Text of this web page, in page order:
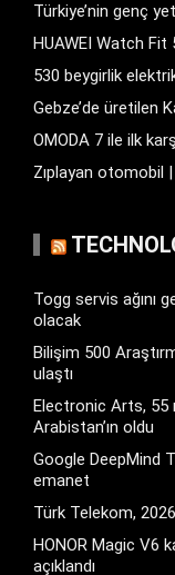
Türkiye’nin genç
HUAWEI Watch Fit
530 beygirlik
Gebze’de üretilen
OMODA 7 ile ilk
Zıplayan otomobil |
Togg servis ağını
olacak
Bilişim 500
ulaştı
Electronic Arts, 55
Arabistan’ın oldu
Google DeepMind
emanet
Türk Telekom,
HONOR Magic V6
açıklandı